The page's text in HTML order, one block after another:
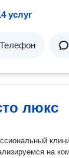
услуг
Телефон
люкс
на